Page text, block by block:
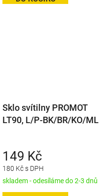
Sklo svítilny PROMOT
LT90, L/P-BK/BR/KO/ML
180 Kč s DPH
149 Kč
skladem - odesíláme do 2-3 dnů